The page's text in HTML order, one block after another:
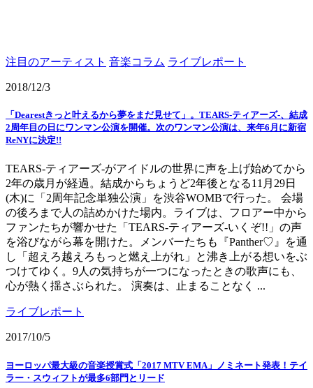
注目のアーティスト 音楽コラム ライブレポート
2018/12/3
「Dearestきっと叶えるから夢をまだ見せて」。TEARS-ティアーズ-、結成
2周年目の日にワンマン公演を開催。次のワンマン公演は、来年6月に新宿
ReNYに決定!!
TEARS-ティアーズ-がアイドルの世界に声を上げ始めてから
2年の歳月が経過。結成からちょうど2年後となる11月29日
(木)に「2周年記念単独公演」を渋谷WOMBで行った。 会場
の後ろまで人の詰めかけた場内。ライブは、フロアー中から
ファンたちが響かせた「TEARS-ティアーズ-いくぞ!!」の声
を浴びながら幕を開けた。メンバーたちも『Panther♡』を通
し「超えろ越えろもっと燃え上がれ」と沸き上がる想いをぶ
つけてゆく。9人の気持ちが一つになったときの歌声にも、
心が熱く揺さぶられた。 演奏は、止まることなく ...
ライブレポート
2017/10/5
ヨーロッパ最大級の音楽授賞式「2017 MTV EMA」ノミネート発表！テイ
ラー・スウィフトが最多6部門とリード